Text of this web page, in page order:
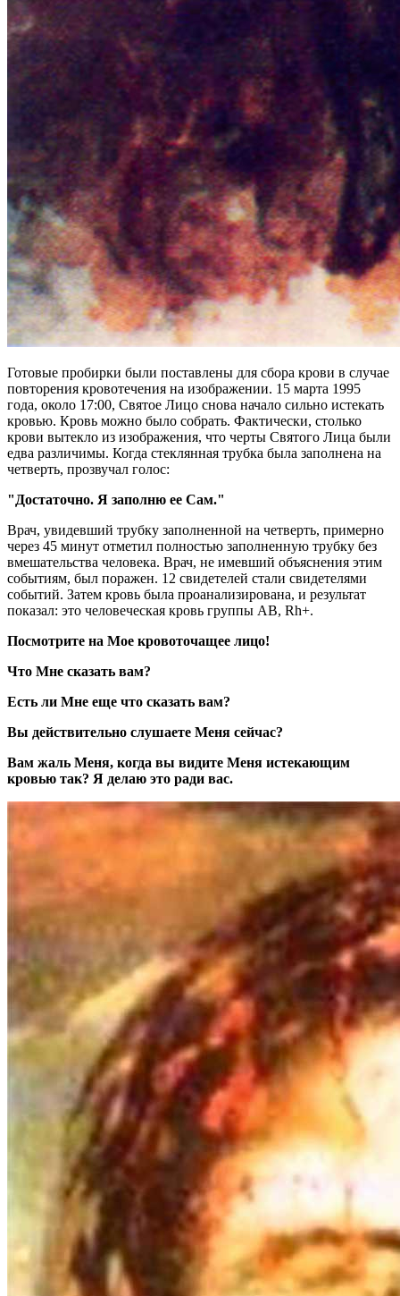
Готовые пробирки были поставлены для сбора крови в случае
повторения кровотечения на изображении. 15 марта 1995
года, около 17:00, Святое Лицо снова начало сильно истекать
кровью. Кровь можно было собрать. Фактически, столько
крови вытекло из изображения, что черты Святого Лица были
едва различимы. Когда стеклянная трубка была заполнена на
четверть, прозвучал голос:
"Достаточно. Я заполню ее Сам."
Врач, увидевший трубку заполненной на четверть, примерно
через 45 минут отметил полностью заполненную трубку без
вмешательства человека. Врач, не имевший объяснения этим
событиям, был поражен. 12 свидетелей стали свидетелями
событий. Затем кровь была проанализирована, и результат
показал: это человеческая кровь группы AB, Rh+.
Посмотрите на Мое кровоточащее лицо!
Что Мне сказать вам?
Есть ли Мне еще что сказать вам?
Вы действительно слушаете Меня сейчас?
Вам жаль Меня, когда вы видите Меня истекающим
кровью так? Я делаю это ради вас.